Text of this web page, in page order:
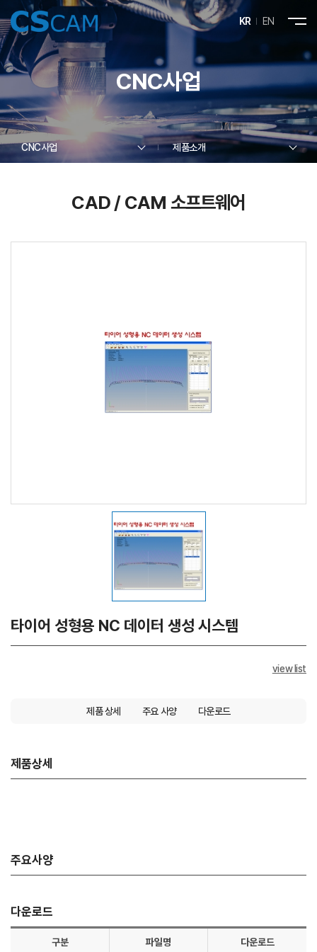
KR EN
CNC사업
CNC사업 제품소개
CAD / CAM 소프트웨어
타이어 성형용 NC 데이터 생성 시스템
view list
제품 상세 주요 사양 다운로드
제품상세
주요사양
다운로드
구분 파일명 다운로드